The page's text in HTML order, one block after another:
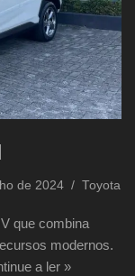
de 2024 Toyota
que combina
modernos.
a ler »